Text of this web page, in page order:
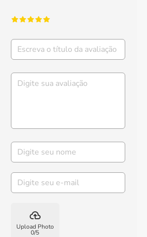
backup
Upload Photo
0/5